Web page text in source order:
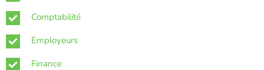
Comptabilité
Employeurs
Finance